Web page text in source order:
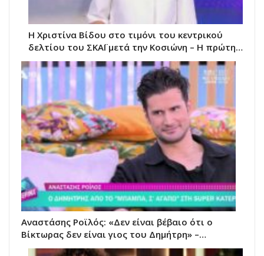
Η Χριστίνα Βίδου στο τιμόνι του κεντρικού
δελτίου του ΣΚΑΪ μετά την Κοσιώνη – Η πρώτη…
Αναστάσης Ροϊλός: «Δεν είναι βέβαιο ότι ο
Βίκτωρας δεν είναι γιος του Δημήτρη» –…